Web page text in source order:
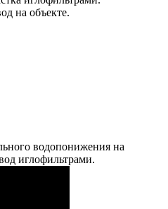
на объекте.
водопонижения на
иглофильтрами.